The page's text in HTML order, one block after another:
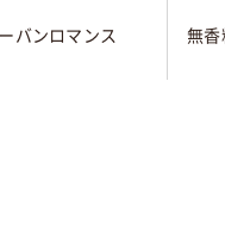
バンロマンス 無香